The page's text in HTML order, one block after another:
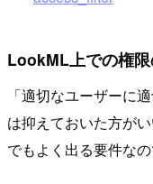
LookML上での権
「適切なユーザーに
は抑えておいた方が
でもよく出る要件なの